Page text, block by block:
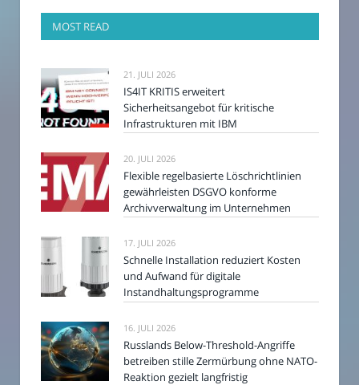
MOST READ
21. JULI 2026
IS4IT KRITIS erweitert
Sicherheitsangebot für kritische
Infrastrukturen mit IBM
20. JULI 2026
Flexible regelbasierte Löschrichtlinien
gewährleisten DSGVO konforme
Archivverwaltung im Unternehmen
17. JULI 2026
Schnelle Installation reduziert Kosten
und Aufwand für digitale
Instandhaltungsprogramme
16. JULI 2026
Russlands Below-Threshold-Angriffe
betreiben stille Zermürbung ohne NATO-
Reaktion gezielt langfristig